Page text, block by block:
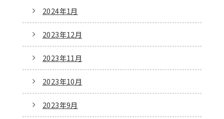
2024年1月
2023年12月
2023年11月
2023年10月
2023年9月